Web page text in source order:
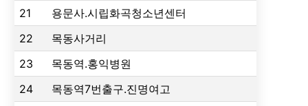
21
용문사.시립화곡청소년센터
22
목동사거리
23
목동역.홍익병원
24
목동역7번출구.진명여고